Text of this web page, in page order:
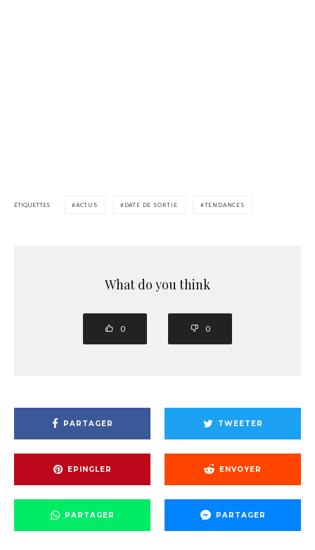
ÉTIQUETTES ACTUS DATE DE SORTIE TENDANCES
What do you think
0 0
PARTAGER TWEETER
EPINGLER ENVOYER
PARTAGER PARTAGER